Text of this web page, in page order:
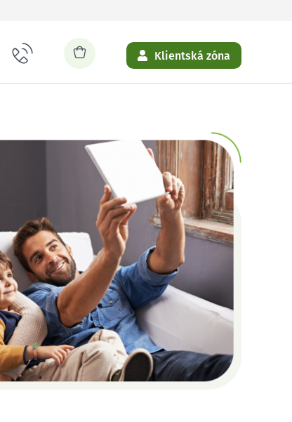
Klientská zóna